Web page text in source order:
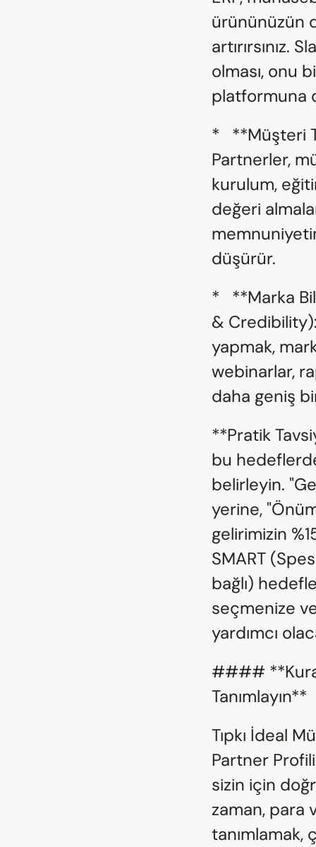
ürününüzün
artırırsınız.
olması, onu
platformuna
*   **Müşteri
Partnerler,
kurulum,
değeri
düşürür.
*   **Marka
&
yapmak,
webinarlar,
daha geniş
**Pratik
bu
belirleyin.
yerine,
gelirimizin
SMART
bağlı)
seçmenize ve
yardımcı
####
Tanımlayın**
Tıpkı İdeal
Partner
sizin için
zaman, para
tanımlamak,